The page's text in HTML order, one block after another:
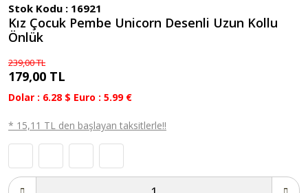
Stok Kodu : 16921
Kız Çocuk Pembe Unicorn Desenli Uzun Kollu
Önlük
239,00 TL
179,00 TL
Dolar : 6.28 $ Euro : 5.99 €
* 15,11 TL den başlayan taksitlerle!!